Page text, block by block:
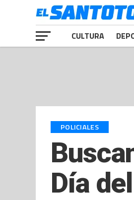
CULTURA
POLICIALES
Día